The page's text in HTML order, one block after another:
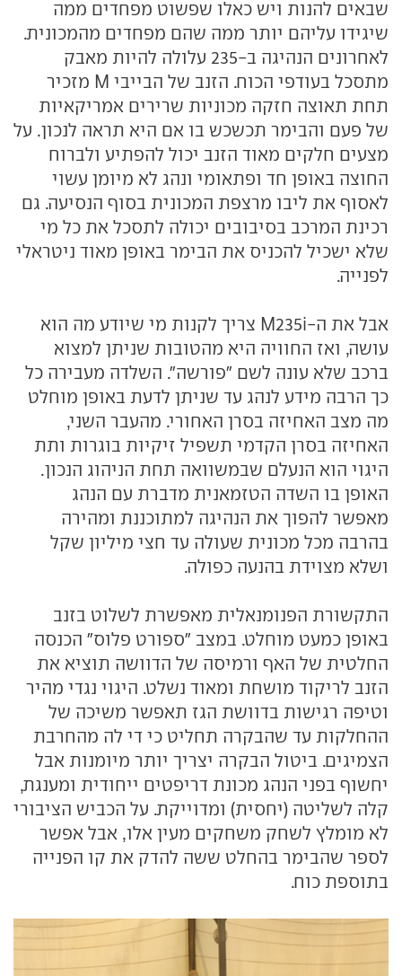
שבאים להנות ויש כאלו שפשוט מפחדים ממה
שיגידו עליהם יותר ממה שהם מפחדים מהמכונית.
לאחרונים הנהיגה ב-235 עלולה להיות מאבק
מתסכל בעודפי הכוח. הזנב של הבייבי M מזכיר
תחת תאוצה חזקה מכוניות שרירים אמריקאיות
של פעם והבימר תכשכש בו אם היא תראה לנכון. על
מצעים חלקים מאוד הזנב יכול להפתיע ולברוח
החוצה באופן חד ופתאומי ונהג לא מיומן עשוי
לאסוף את ליבו מרצפת המכונית בסוף הנסיעה. גם
רכינת המרכב בסיבובים יכולה לתסכל את כל מי
שלא ישכיל להכניס את הבימר באופן מאוד ניטראלי
לפנייה.
אבל את ה-M235i צריך לקנות מי שיודע מה הוא
עושה, ואז החוויה היא מהטובות שניתן למצוא
ברכב שלא עונה לשם "פורשה". השלדה מעבירה כל
כך הרבה מידע לנהג עד שניתן לדעת באופן מוחלט
מה מצב האחיזה בסרן האחורי. מהעבר השני,
האחיזה בסרן הקדמי תשפיל זיקיות בוגרות ותת
היגוי הוא הנעלם שבמשוואה תחת הניהוג הנכון.
האופן בו השדה הטזמאנית מדברת עם הנהג
מאפשר להפוך את הנהיגה למתוכננת ומהירה
בהרבה מכל מכונית שעולה עד חצי מיליון שקל
ושלא מצוידת בהנעה כפולה.
התקשורת הפנומנאלית מאפשרת לשלוט בזנב
באופן כמעט מוחלט. במצב "ספורט פלוס" הכנסה
החלטית של האף ורמיסה של הדוושה תוציא את
הזנב לריקוד מושחת ומאוד נשלט. היגוי נגדי מהיר
וטיפה רגישות בדוושת הגז תאפשר משיכה של
ההחלקות עד שהבקרה תחליט כי די לה מהחרבת
הצמיגים. ביטול הבקרה יצריך יותר מיומנות אבל
יחשוף בפני הנהג מכונת דריפטים ייחודית ומענגת,
קלה לשליטה (יחסית) ומדוייקת. על הכביש הציבורי
לא מומלץ לשחק משחקים מעין אלו, אבל אפשר
לספר שהבימר בהחלט ששה להדק את קו הפנייה
בתוספת כוח.